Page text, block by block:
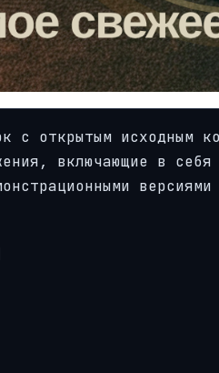
с открытым исходным
включающие в